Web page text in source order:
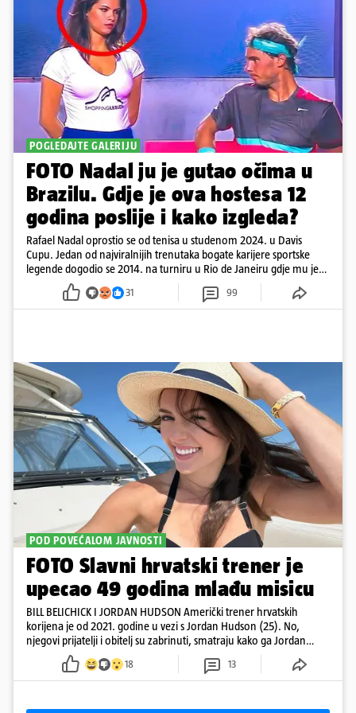
POGLEDAJTE GALERIJU
FOTO Nadal ju je gutao očima u
Brazilu. Gdje je ova hostesa 12
godina poslije i kako izgleda?
Rafael Nadal oprostio se od tenisa u studenom 2024. u Davis
Cupu. Jedan od najviralnijih trenutaka bogate karijere sportske
legende dogodio se 2014. na turniru u Rio de Janeiru gdje mu je
pažnju odvlačila ljepotica iza klupe
31 99
POD POVEĆALOM JAVNOSTI
FOTO Slavni hrvatski trener je
upecao 49 godina mlađu misicu
BILL BELICHICK I JORDAN HUDSON Američki trener hrvatskih
korijena je od 2021. godine u vezi s Jordan Hudson (25). No,
njegovi prijatelji i obitelj su zabrinuti, smatraju kako ga Jordan
kontrolira
18 13